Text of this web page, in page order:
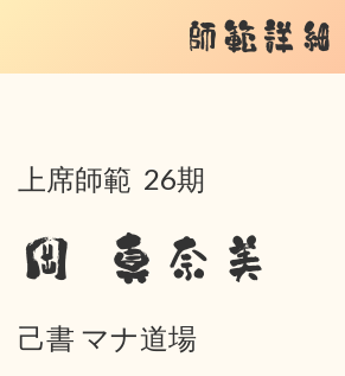
師範詳細
上席師範 26期
岡 真奈美
己書 マナ道場